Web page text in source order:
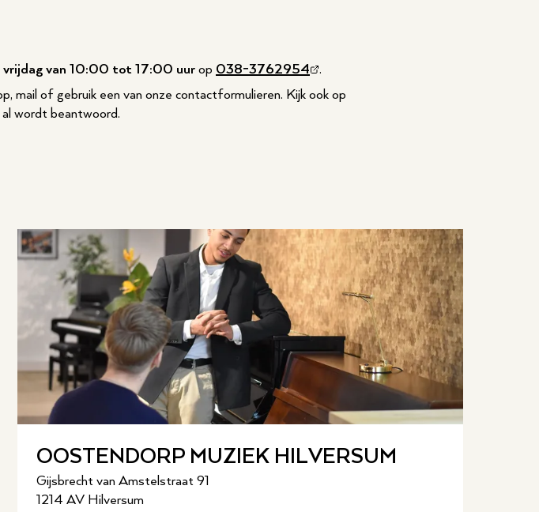
vrijdag van 10:00 tot 17:00 uurop 038-3762954
.
mail of gebruik een van onze contactformulieren. Kijk ook op
wordt beantwoord.
OOSTENDORP MUZIEK HILVERSUM
Gijsbrecht van Amstelstraat 91
1214 AV Hilversum